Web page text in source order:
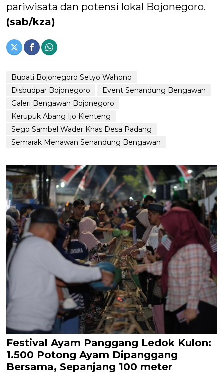
pariwisata dan potensi lokal Bojonegoro.
(sab/kza)
Bupati Bojonegoro Setyo Wahono
Disbudpar Bojonegoro
Event Senandung Bengawan
Galeri Bengawan Bojonegoro
Kerupuk Abang Ijo Klenteng
Sego Sambel Wader Khas Desa Padang
Semarak Menawan Senandung Bengawan
Festival Ayam Panggang Ledok Kulon:
1.500 Potong Ayam Dipanggang
Bersama, Sepanjang 100 meter